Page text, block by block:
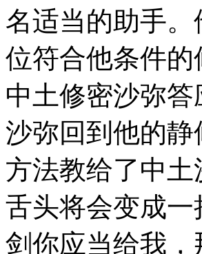
名适当的助手
位符合他条件
中土修密沙弥
沙弥回到他的
方法教给了中
舌头将会变成
剑你应当给我